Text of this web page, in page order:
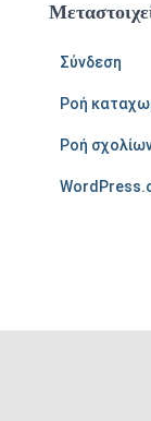
Σύνδεση
Ροή
Ροή